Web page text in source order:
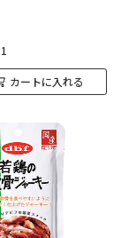
1
カートに入れる